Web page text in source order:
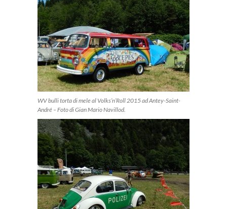
WV bulli torta di mele al Volks’n’Roll 2015 ad Antey-Saint-
André – Foto di Gian Mario Navillod.